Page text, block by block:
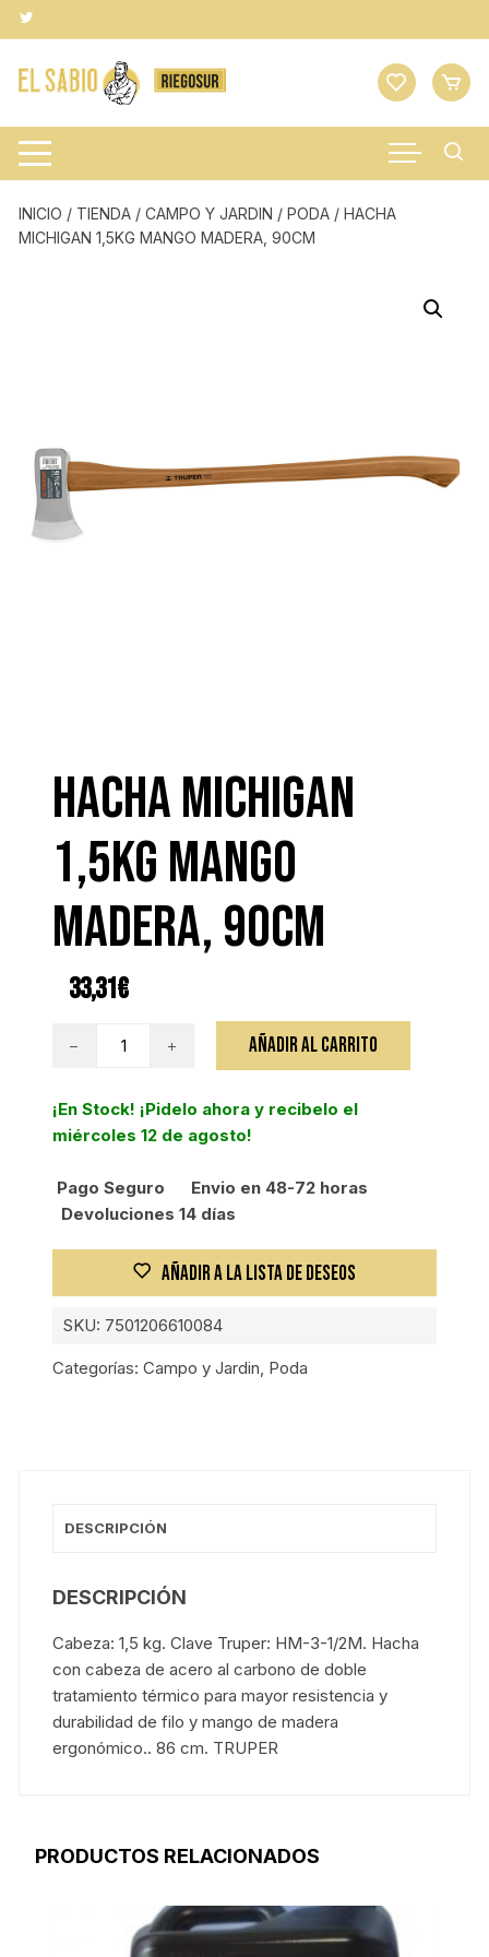
Saltar
al
contenido
INICIO / TIENDA /CAMPO Y JARDIN /PODA / HACHA
MICHIGAN 1,5KG MANGO MADERA, 90CM
HACHA MICHIGAN
1,5KG MANGO
MADERA, 90CM
33,31€
HACHA
MANGO
MADERA,
cantidad
AÑADIR AL CARRITO
¡En Stock! ¡Pidelo ahora y recibelo el
miércoles 12 de agosto!
Pago Seguro
Envio en 48-72 horas
Devoluciones 14 días
AÑADIR A LA LISTA DE DESEOS
SKU: 7501206610084
Categorías:Campo y Jardin, Poda
DESCRIPCIÓN
DESCRIPCIÓN
Cabeza: 1,5 kg. Clave Truper: HM-3-1/2M. Hacha
con cabeza de acero al carbono de doble
tratamiento térmico para mayor resistencia y
durabilidad de filo y mango de madera
ergonómico.. 86 cm. TRUPER
PRODUCTOS RELACIONADOS